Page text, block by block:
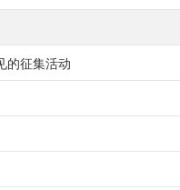
的征集活动